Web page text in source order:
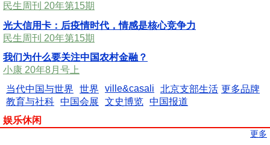
民生周刊 20年第15期
光大信用卡：后疫情时代，情感是核心竞争力
民生周刊 20年第15期
我们为什么要关注中国农村金融？
小康 20年8月号上
当代中国与世界
世界 ville&casali
北京支部生活
教育与社科 中国会展 文史博览 中国报道
更多品牌
娱乐休闲
更多